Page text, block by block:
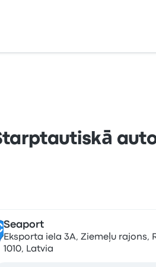
Seaport
Eksporta iela 3A, Ziemeļu rajons,
1010, Latvia